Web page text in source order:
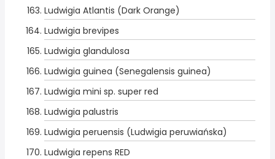
Ludwigia Atlantis (Dark Orange)
Ludwigia brevipes
Ludwigia glandulosa
Ludwigia guinea (Senegalensis guinea)
Ludwigia mini sp. super red
Ludwigia palustris
Ludwigia peruensis (Ludwigia peruwiańska)
Ludwigia repens RED